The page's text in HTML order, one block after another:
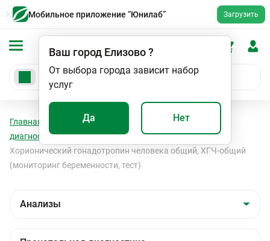
Мобильное приложение “Юнилаб” Загрузить
Ваш город Елизово?
От выбора города зависит набор
услуг
Да Нет
Главная Анализы
Пренатальная
диагностика
Пренатальная диагностика
Хорионический гонадотропин человека общий, ХГЧ-общий
(мониторинг беременности, тест)